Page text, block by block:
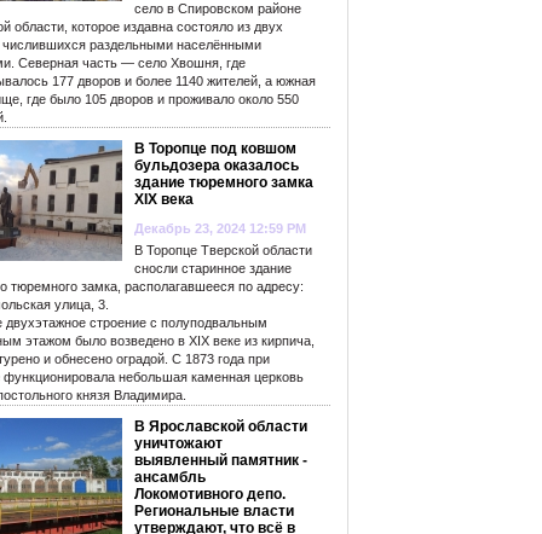
село в Спировском районе
области, которое издавна состояло из двух
числившихся раздельными населёнными
Северная часть — село Хвошня, где
177 дворов и более 1140 жителей, а южная
где было 105 дворов и проживало около 550
В Торопце под ковшом
бульдозера оказалось
здание тюремного замка
XIX века
Декабрь 23, 2024 12:59 PM
В Торопце Тверской области
сносли старинное здание
тюремного замка, располагавшееся по адресу:
улица, 3.
двухэтажное строение с полуподвальным
этажом было возведено в XIX веке из кирпича,
и обнесено оградой. С 1873 года при
небольшая каменная церковь
князя Владимира.
В Ярославской области
уничтожают
выявленный памятник -
ансамбль
Локомотивного депо.
Региональные власти
утверждают, что всё в